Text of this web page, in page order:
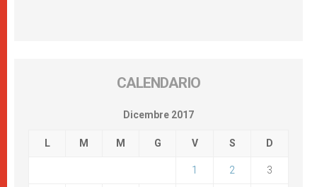
CALENDARIO
Dicembre 2017
L M M G V S D
1 2 3